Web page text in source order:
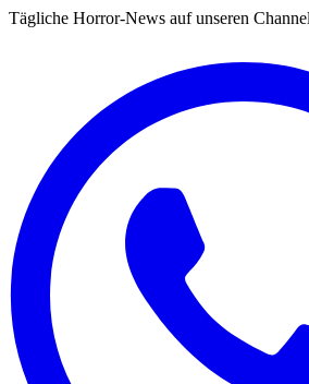
Tägliche Horror-News auf unseren